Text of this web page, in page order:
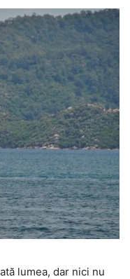
lumea, dar nici nu